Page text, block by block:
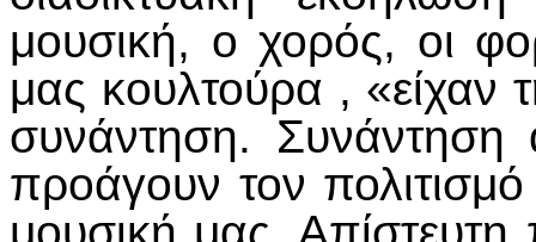
μουσική, ο χορός, οι
μας κουλτούρα , «είχαν
συνάντηση.
προάγουν τον
μουσική μας.